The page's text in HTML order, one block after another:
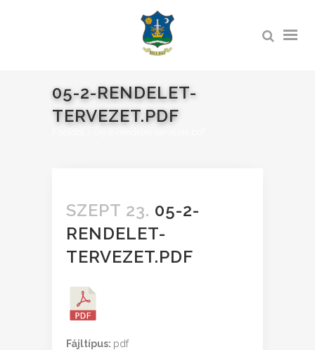
05-2-RENDELET-
TERVEZET.PDF
SZEPT 23. 05-2-
RENDELET-
TERVEZET.PDF
Fájltípus: pdf